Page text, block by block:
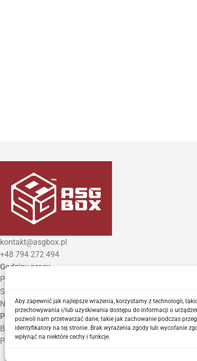
Aby zapewnić jak najlepsze wrażenia, korzystamy z technologii,
przechowywania i/lub uzyskiwania dostępu do informacji o
pozwoli nam przetwarzać dane, takie jak zachowanie podczas
identyfikatory na tej stronie. Brak wyrażenia zgody lub wycofanie
wpłynąć na niektóre cechy i funkcje.
kontakt@asgbox.pl
+48 794 272 494
Godziny pracy
Poniedziałek – Piątek: 9:00 – 18:00
Sobota: 10:00 – 14:00
Niedziela: Zamknięte
Punkt Odbioru zamówień
Bezrzecze, ul. Herbaciana 3
Proszę o wcześniejszy kontakt telefoniczny